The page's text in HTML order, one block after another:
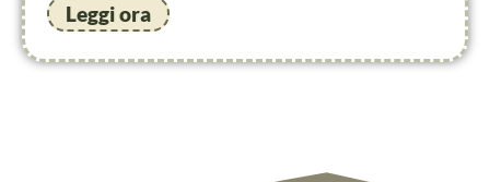
Leggi ora